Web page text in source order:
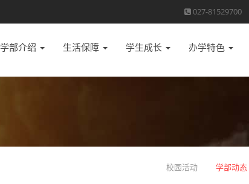
027-81529700
学部介绍 生活保障 学生成长 办学特色
校园活动 学部动态